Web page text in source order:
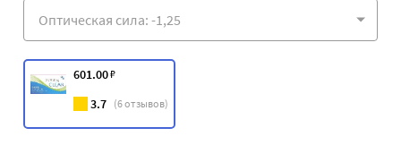
601.00₽
3.7 (6отзывов)